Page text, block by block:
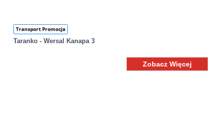
Transport Promocja
Taranko - Wersal Kanapa 3
Zobacz Więcej